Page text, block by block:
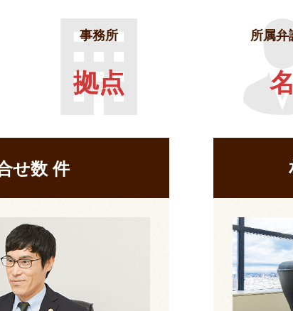
事務所
拠点
所属弁
名
せ数件